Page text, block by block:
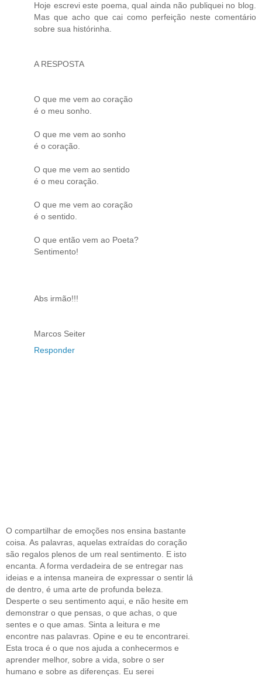
Hoje escrevi este poema, qual ainda não publiquei no blog.
Mas que acho que cai como perfeição neste comentário
sobre sua histórinha.
A RESPOSTA
O que me vem ao coração
é o meu sonho.
O que me vem ao sonho
é o coração.
O que me vem ao sentido
é o meu coração.
O que me vem ao coração
é o sentido.
O que então vem ao Poeta?
Sentimento!
Abs irmão!!!
Marcos Seiter
Responder
O compartilhar de emoções nos ensina bastante
coisa. As palavras, aquelas extraídas do coração
são regalos plenos de um real sentimento. E isto
encanta. A forma verdadeira de se entregar nas
ideias e a intensa maneira de expressar o sentir lá
de dentro, é uma arte de profunda beleza.
Desperte o seu sentimento aqui, e não hesite em
demonstrar o que pensas, o que achas, o que
sentes e o que amas. Sinta a leitura e me
encontre nas palavras. Opine e eu te encontrarei.
Esta troca é o que nos ajuda a conhecermos e
aprender melhor, sobre a vida, sobre o ser
humano e sobre as diferenças. Eu serei